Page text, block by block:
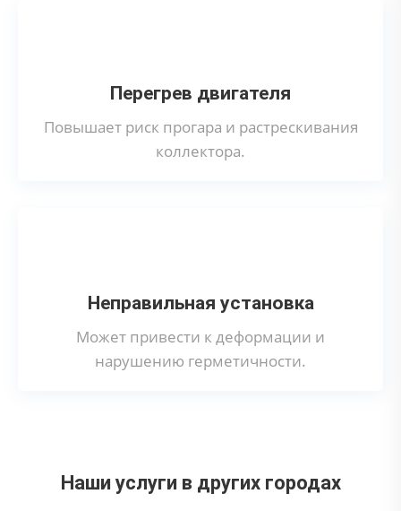
Перегрев двигателя
Повышает риск прогара и растрескивания
коллектора.
Неправильная установка
Может привести к деформации и
нарушению герметичности.
Наши услуги в других городах